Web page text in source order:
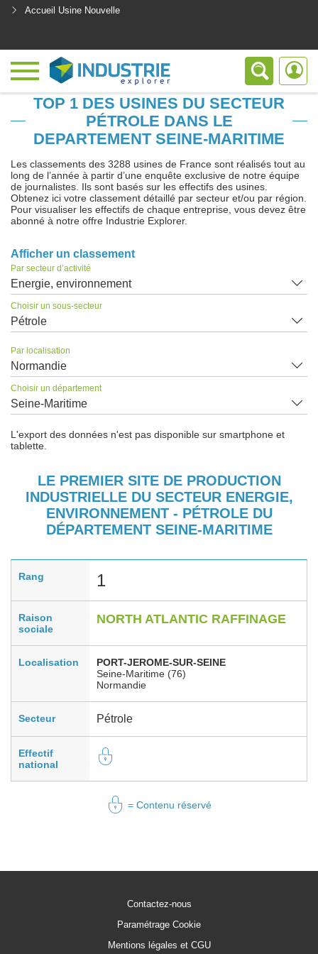
Accueil Usine Nouvelle
TOP 1 DES USINES DU SECTEUR
PÉTROLE DANS LE
DEPARTEMENT SEINE-MARITIME
Les classements des 3288 usines de France sont réalisés tout au
long de l’année à partir d’une enquête exclusive de notre équipe
de journalistes. Ils sont basés sur les effectifs des usines.
Obtenez ici votre classement détaillé par secteur et/ou par région.
Pour visualiser les effectifs de chaque entreprise, vous devez être
abonné à notre offre Industrie Explorer.
Afficher un classement
Par secteur d’activité
Energie, environnement
Choisir un sous-secteur
Pétrole
Par localisation
Normandie
Choisir un département
Seine-Maritime
L'export des données n'est pas disponible sur smartphone et
tablette.
LE PREMIER SITE DE PRODUCTION
INDUSTRIELLE DU SECTEUR ENERGIE,
ENVIRONNEMENT - PÉTROLE DU
DÉPARTEMENT SEINE-MARITIME
Rang 1
Raison
sociale
NORTH ATLANTIC RAFFINAGE
Localisation
PORT-JEROME-SUR-SEINE
Seine-Maritime (76)
Normandie
Secteur Pétrole
Effectif
national
= Contenu réservé
Contactez-nous
Paramétrage Cookie
Mentions légales et CGU